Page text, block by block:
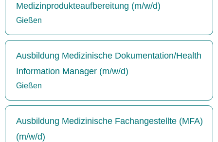
Medizinprodukteaufbereitung (m/w/d)
Gießen
Ausbildung Medizinische Dokumentation/Health
Information Manager (m/w/d)
Gießen
Ausbildung Medizinische Fachangestellte (MFA)
(m/w/d)